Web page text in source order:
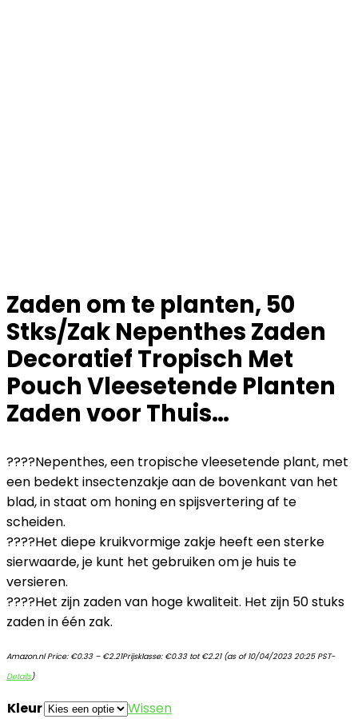
Zaden om te planten, 50
Stks/Zak Nepenthes Zaden
Decoratief Tropisch Met
Pouch Vleesetende Planten
Zaden voor Thuis…
????Nepenthes, een tropische vleesetende plant, met
een bedekt insectenzakje aan de bovenkant van het
blad, in staat om honing en spijsvertering af te
scheiden.
????Het diepe kruikvormige zakje heeft een sterke
sierwaarde, je kunt het gebruiken om je huis te
versieren.
????Het zijn zaden van hoge kwaliteit. Het zijn 50 stuks
zaden in één zak.
Amazon.nl Price: €0.33 – €2.21Prijsklasse: €0.33 tot €2.21(as of 10/04/2023 20:25 PST-
Details)
Kleur
Wissen